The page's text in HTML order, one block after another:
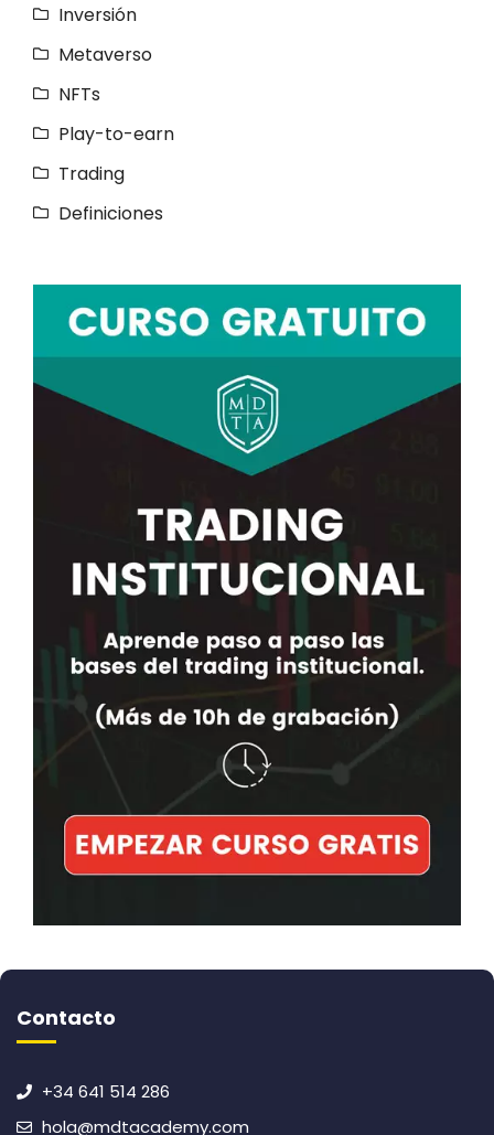
Inversión
Metaverso
NFTs
Play-to-earn
Trading
Definiciones
Contacto
+34 641 514 286
hola@mdtacademy.com